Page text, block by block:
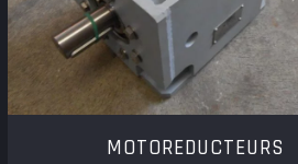
MOTOREDUCTEURS